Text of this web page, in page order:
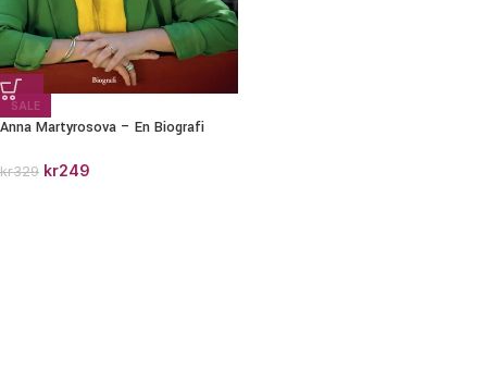
SALE
Anna Martyrosova – En Biografi
kr329 kr249